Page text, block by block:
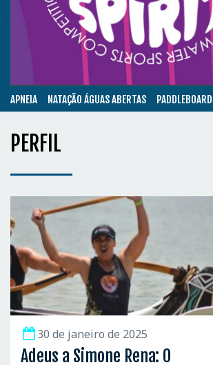
APNEIA NATAÇÃO ÁGUAS ABERTAS PADDLEBOARD
PERFIL
30 de janeiro de 2025
Adeus a Simone Rena: O